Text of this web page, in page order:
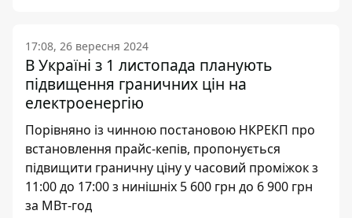
17:08, 26 вересня 2024
В Україні з 1 листопада планують
підвищення граничних цін на
електроенергію
Порівняно із чинною постановою НКРЕКП про
встановлення прайс-кепів, пропонується
підвищити граничну ціну у часовий проміжок з
11:00 до 17:00 з нинішніх 5 600 грн до 6 900 грн
за МВт-год